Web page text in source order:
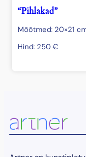
“Pihlakad”
Mõõtmed: 20×21
Hind: 250 €